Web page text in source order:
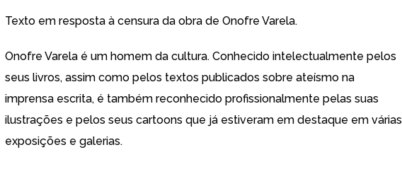
Texto em resposta à censura da obra de Onofre Varela.
Onofre Varela é um homem da cultura. Conhecido intelectualmente pelos
seus livros, assim como pelos textos publicados sobre ateísmo na
imprensa escrita, é também reconhecido profissionalmente pelas suas
ilustrações e pelos seus cartoons que já estiveram em destaque em várias
exposições e galerias.